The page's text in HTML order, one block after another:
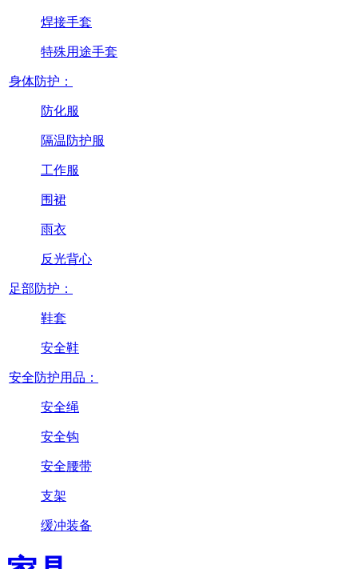
焊接手套
特殊用途手套
身体防护：
防化服
隔温防护服
工作服
围裙
雨衣
反光背心
足部防护：
鞋套
安全鞋
安全防护用品：
安全绳
安全钩
安全腰带
支架
缓冲装备